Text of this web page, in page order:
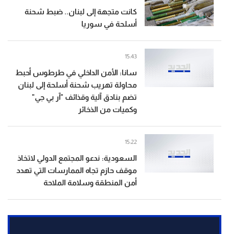
كانت متجهة إلى لبنان.. ضبط شحنة
أسلحة في سوريا
سانا: الأمن الداخلي في طرطوس أحبط
محاولة تهريب شحنة أسلحة إلى لبنان
تضم بنادق آلية وقذائف "آر بي جي"
وكميات من الذخائر
15:43
السعودية: ندعو المجتمع الدولي لاتخاذ
موقف حازم تجاه الممارسات التي تهدد
أمن المنطقة وسلامة الملاحة
15:22